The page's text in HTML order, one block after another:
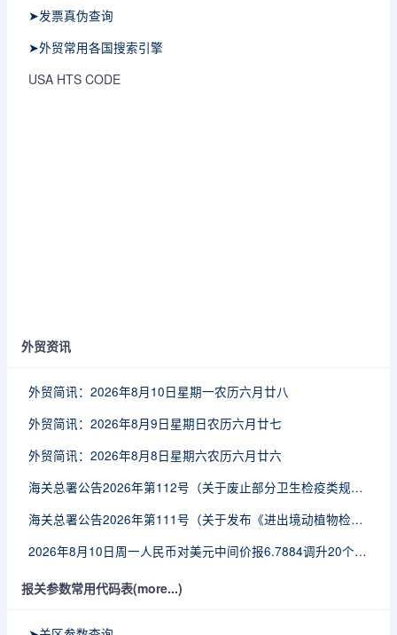
➤发票真伪查询
➤外贸常用各国搜索引擎
USA HTS CODE
外贸资讯
外贸简讯：2026年8月10日星期一农历六月廿八
外贸简讯：2026年8月9日星期日农历六月廿七
外贸简讯：2026年8月8日星期六农历六月廿六
海关总署公告2026年第112号（关于废止部分卫生检疫类规范性文件的公告）
海关总署公告2026年第111号（关于发布《进出境动植物检疫处理监督管理工作规定》《进出境卫生处理监督管理工作规定》的公告）
2026年8月10日周一人民币对美元中间价报6.7884调升20个基点
报关参数常用代码表(more...)